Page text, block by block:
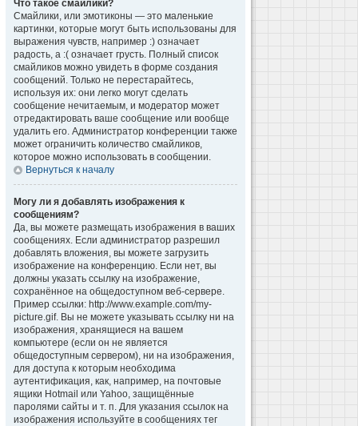
Что такое смайлики?
Смайлики, или эмотиконы — это маленькие
картинки, которые могут быть использованы для
выражения чувств, например :) означает
радость, а :( означает грусть. Полный список
смайликов можно увидеть в форме создания
сообщений. Только не перестарайтесь,
используя их: они легко могут сделать
сообщение нечитаемым, и модератор может
отредактировать ваше сообщение или вообще
удалить его. Администратор конференции также
может ограничить количество смайликов,
которое можно использовать в сообщении.
Вернуться к началу
Могу ли я добавлять изображения к
сообщениям?
Да, вы можете размещать изображения в ваших
сообщениях. Если администратор разрешил
добавлять вложения, вы можете загрузить
изображение на конференцию. Если нет, вы
должны указать ссылку на изображение,
сохранённое на общедоступном веб-сервере.
Пример ссылки: http://www.example.com/my-
picture.gif. Вы не можете указывать ссылку ни на
изображения, хранящиеся на вашем
компьютере (если он не является
общедоступным сервером), ни на изображения,
для доступа к которым необходима
аутентификация, как, например, на почтовые
ящики Hotmail или Yahoo, защищённые
паролями сайты и т. п. Для указания ссылок на
изображения используйте в сообщениях тег